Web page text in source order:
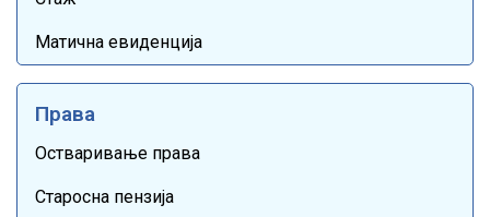
Матична евиденција
Права
Остваривање права
Старосна пензија